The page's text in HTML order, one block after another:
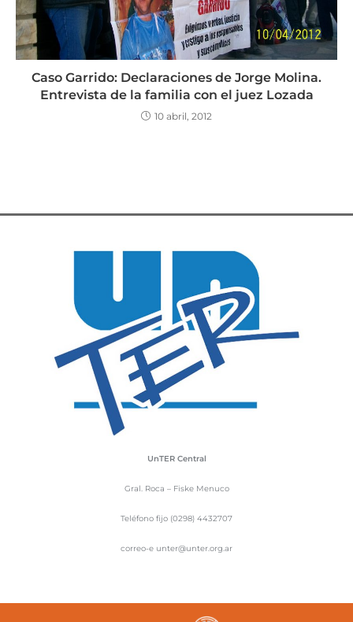
Caso Garrido: Declaraciones de Jorge Molina.
Entrevista de la familia con el juez Lozada
10 abril, 2012
UnTER Central
Gral. Roca – Fiske Menuco
Teléfono fijo (0298) 4432707
correo-e unter@unter.org.ar